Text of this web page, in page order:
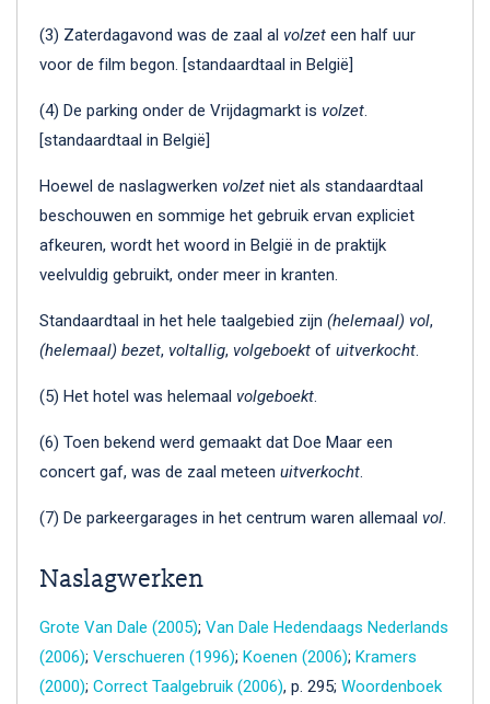
(3) Zaterdagavond was de zaal al volzet een half uur
voor de film begon. [standaardtaal in België]
(4) De parking onder de Vrijdagmarkt is volzet.
[standaardtaal in België]
Hoewel de naslagwerken volzet niet als standaardtaal
beschouwen en sommige het gebruik ervan expliciet
afkeuren, wordt het woord in België in de praktijk
veelvuldig gebruikt, onder meer in kranten.
Standaardtaal in het hele taalgebied zijn (helemaal) vol,
(helemaal) bezet, voltallig, volgeboekt of uitverkocht.
(5) Het hotel was helemaal volgeboekt.
(6) Toen bekend werd gemaakt dat Doe Maar een
concert gaf, was de zaal meteen uitverkocht.
(7) De parkeergarages in het centrum waren allemaal vol.
Naslagwerken
Grote Van Dale (2005); Van Dale Hedendaags Nederlands
(2006); Verschueren (1996); Koenen (2006); Kramers
(2000); Correct Taalgebruik (2006), p. 295; Woordenboek